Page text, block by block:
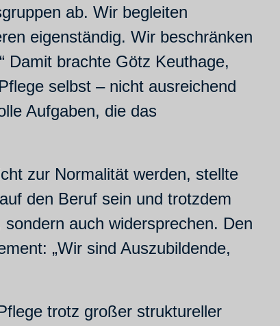
ab. Wir begleiten
eigenständig. Wir beschränken
Damit brachte Götz Keuthage,
selbst – nicht ausreichend
Aufgaben, die das
zur Normalität werden, stellte
den Beruf sein und trotzdem
auch widersprechen. Den
„Wir sind Auszubildende,
trotz großer struktureller